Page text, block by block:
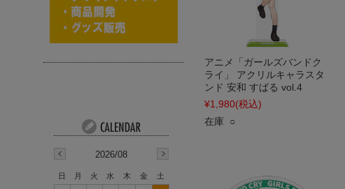
アニメ「ガールズバンドク
ライ」 アクリルキャラスタ
ンド 安和 すばる vol.4
¥1,980(税込)
在庫 ○
2026/08
日 月 火 水 木 金
土